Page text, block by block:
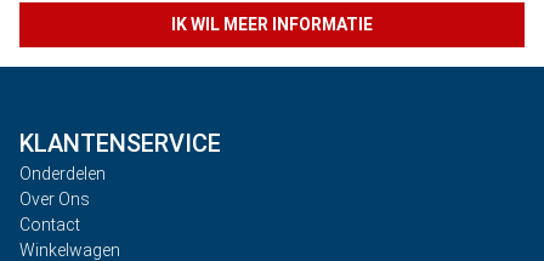
IK WIL MEER INFORMATIE
KLANTENSERVICE
Onderdelen
Over Ons
Contact
Winkelwagen